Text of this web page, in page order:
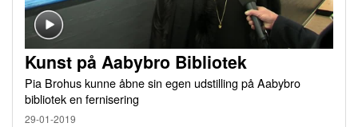
Kunst på Aabybro Bibliotek
Pia Brohus kunne åbne sin egen udstilling på Aabybro
bibliotek en fernisering
29-01-2019